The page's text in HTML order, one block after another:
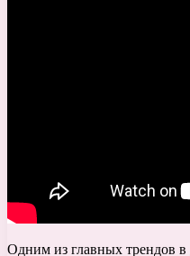
Одним из главных трендов в